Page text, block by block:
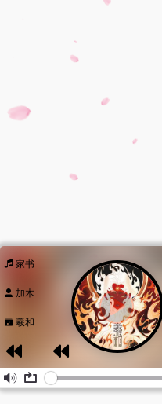
家书
加木
羲和